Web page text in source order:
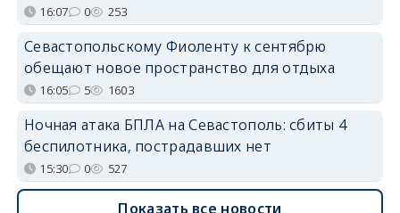
16:07 0 253
Севастопольскому Фиоленту к сентябрю
обещают новое пространство для отдыха
16:05 5 1603
Ночная атака БПЛА на Севастополь: сбиты 4
беспилотника, пострадавших нет
15:30 0 527
Показать все новости